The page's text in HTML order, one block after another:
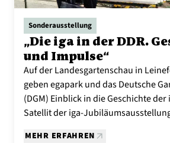
Sonderausstellung
„Die iga in der DDR.
und Impulse“
Auf der Landesgartenschau in
geben egapark und das Deutsche
(DGM) Einblick in die Geschichte der
Satellit der iga-
MEHR ERFAHREN